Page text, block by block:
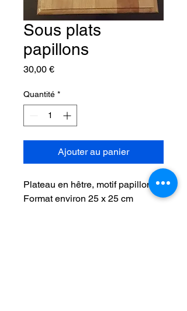
Sous plats
papillons
30,00 €Prix
Quantité *
Ajouter au panier
Plateau en hêtre, motif papillons.
Format environ 25 x 25 cm